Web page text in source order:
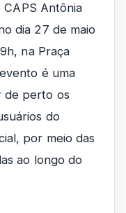
Antônia
dia 27 de maio
na Praça
é uma
de perto os
do
por meio das
ao longo do